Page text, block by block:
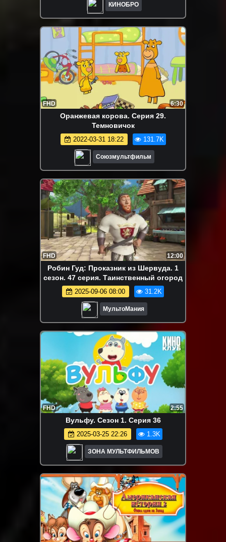
КИНОБРО
FHD 6:30
Оранжевая корова. Серия 29.
Темновичок
2022-03-31 18:22 131.7K
Союзмультфильм
FHD 12:00
Робин Гуд: Проказник из Шервуда. 1
сезон. 47 серия. Таинственный огород
2025-09-06 08:00 31.2K
МультоМания
FHD 2:55
Вульфу. Сезон 1. Серия 36
2025-03-25 22:26 1.3K
ЗОНА МУЛЬТФИЛЬМОВ